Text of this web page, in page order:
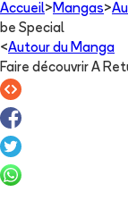
Accueil> Mangas>
be Special
<Autour du Manga
Faire découvrir A